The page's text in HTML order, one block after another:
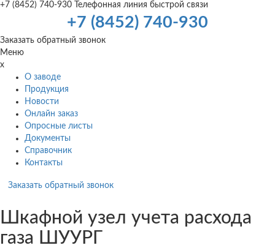
+7 (8452) 740-930 Телефонная линия быстрой связи
+7 (8452) 740-930
Заказать обратный звонок
Меню
x
О заводе
Продукция
Новости
Онлайн заказ
Опросные листы
Документы
Справочник
Контакты
Заказать обратный звонок
Шкафной узел учета расхода
газа ШУУРГ